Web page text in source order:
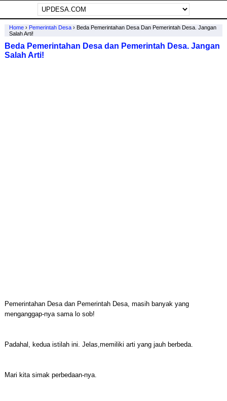
Home› Pemerintah Desa› Beda Pemerintahan Desa Dan Pemerintah Desa. Jangan
Salah Arti!
Beda Pemerintahan Desa dan Pemerintah Desa. Jangan
Salah Arti!
Pemerintahan Desa dan Pemerintah Desa, masih banyak yang
menganggap-nya sama lo sob!
Padahal, kedua istilah ini. Jelas,memiliki arti yang jauh berbeda.
Mari kita simak perbedaan-nya.